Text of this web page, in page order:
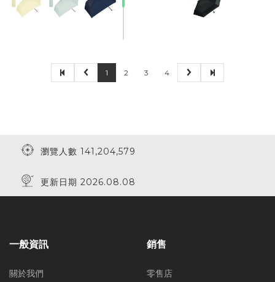
1 2 3 4
瀏覽人數 141,204,579
更新日期 2026.08.08
一般資訊
關於我們
銷售
零售店